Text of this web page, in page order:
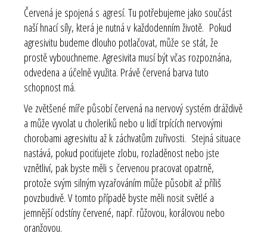
Červená je spojená s agresí. Tu potřebujeme jako součást
naší hnací síly, která je nutná v každodenním životě. Pokud
agresivitu budeme dlouho potlačovat, může se stát, že
prostě vybouchneme. Agresivita musí být včas rozpoznána,
odvedena a účelně využita. Právě červená barva tuto
schopnost má.
Ve zvětšené míře působí červená na nervový systém dráždivě
a může vyvolat u choleriků nebo u lidí trpících nervovými
chorobami agresivitu až k záchvatům zuřivosti. Stejná situace
nastává, pokud pociťujete zlobu, rozladěnost nebo jste
vznětliví, pak byste měli s červenou pracovat opatrně,
protože svým silným vyzařováním může působit až příliš
povzbudivě. V tomto případě byste měli nosit světlé a
jemnější odstíny červené, např. růžovou, korálovou nebo
oranžovou.